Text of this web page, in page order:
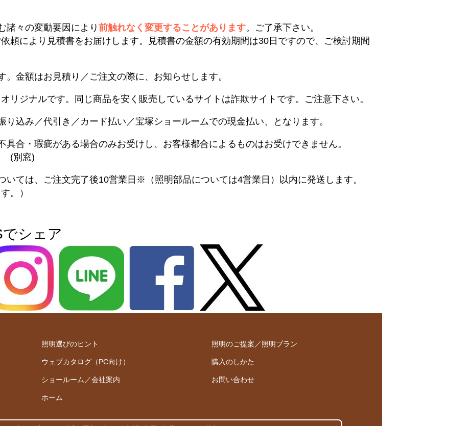
諸々の変動要因により 前触れなく変更することがあります。ご了承下さい。
頼により見積書をお届けします。見積書の金額の有効期間は30日ですので、ご検討期間
。金額はお見積り／ご注文の際に、お知らせします。
リジナルです。同じ商品を安く販売しているサイトは詐欺サイトです。ご注意下さい。
り込み／代引き／カード払い／宝塚ショールームでの現金払い、となります。
具合・瑕疵がある場合のみお受けし、お客様都合によるものはお受けできません。
(別窓)
いては、ご注文完了後10営業日※（照明部品については4営業日）以内に発送します。
。）
でシェア
照明選びのヒント 照明のご提案／照明プラン
ウェブカタログ（PC向け） 購入のしかた
ショールーム／会社案内 お問い合わせ
ホーム